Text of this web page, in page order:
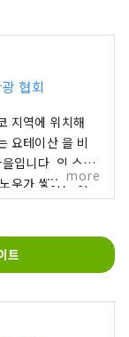
협회
지역에 위치해
요테이산 을 비
입니다. 의 스키
우가 쌓이는 이
고 부르기에 어
레스토랑과 아
행에 도움이되는
more
트